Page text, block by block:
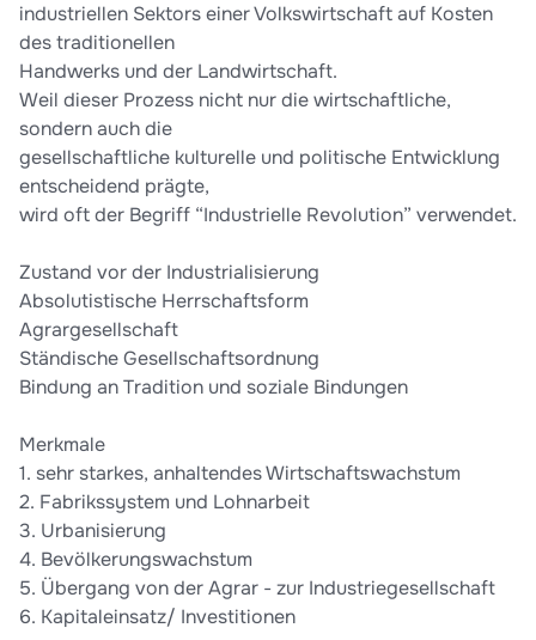
industriellen Sektors einer Volkswirtschaft auf Kosten
des traditionellen
Handwerks und der Landwirtschaft.
Weil dieser Prozess nicht nur die wirtschaftliche,
sondern auch die
gesellschaftliche kulturelle und politische Entwicklung
entscheidend prägte,
wird oft der Begriff “Industrielle Revolution” verwendet.
Zustand vor der Industrialisierung
Absolutistische Herrschaftsform
Agrargesellschaft
Ständische Gesellschaftsordnung
Bindung an Tradition und soziale Bindungen
Merkmale
1. sehr starkes, anhaltendes Wirtschaftswachstum
2. Fabrikssystem und Lohnarbeit
3. Urbanisierung
4. Bevölkerungswachstum
5. Übergang von der Agrar - zur Industriegesellschaft
6. Kapitaleinsatz/ Investitionen